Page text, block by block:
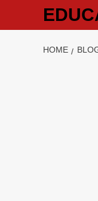
HOME